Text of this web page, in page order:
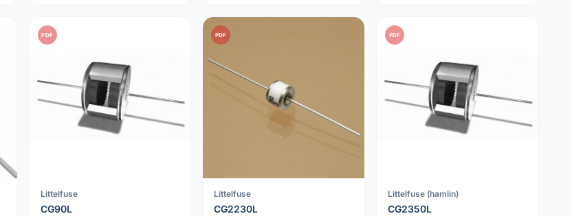
PDF
Littelfuse
CG90L
PDF
Littelfuse
CG2230L
PDF
Littelfuse (hamlin)
CG2350L